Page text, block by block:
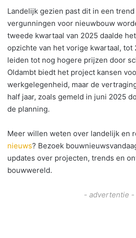
Landelijk gezien past dit in een
vergunningen voor nieuwbouw
tweede kwartaal van 2025 daalde
opzichte van het vorige kwartaal, tot
leiden tot nog hogere prijzen door
Oldambt biedt het project kansen
werkgelegenheid, maar de
half jaar, zoals gemeld in juni 2025
de planning.
Meer willen weten over landelijk en
nieuws? Bezoek
updates over projecten, trends en
bouwwereld.
- advertentie -